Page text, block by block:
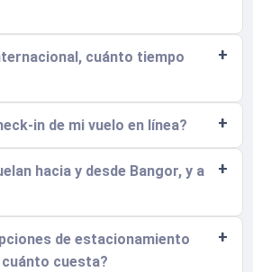
cuánto tiempo
in de mi vuelo en línea?
hacia y desde Bangor, y a
de estacionamiento
cuesta?